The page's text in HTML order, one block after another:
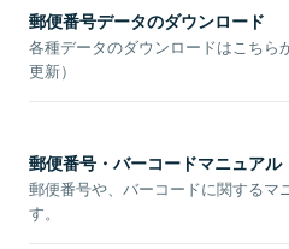
郵便番号データのダウンロード
各種データのダウンロードはこちら
更新）
郵便番号・バーコードマニュアル
郵便番号や、バーコードに関するマ
す。